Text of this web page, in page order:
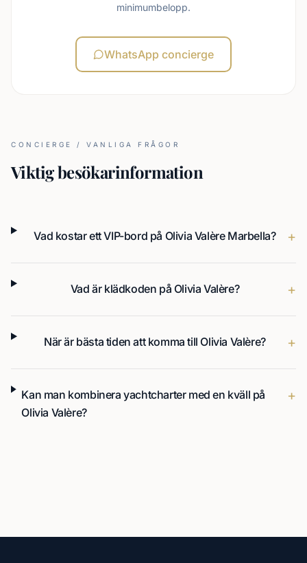
minimumbelopp.
WhatsApp concierge
CONCIERGE / VANLIGA FRÅGOR
Viktig besökarinformation
Vad kostar ett VIP-bord på Olivia Valère Marbella? +
Vad är klädkoden på Olivia Valère? +
När är bästa tiden att komma till Olivia Valère? +
Kan man kombinera yachtcharter med en kväll på
Olivia Valère?
+